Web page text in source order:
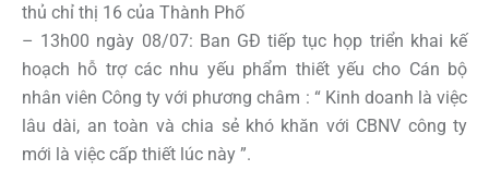
thủ chỉ thị 16 của Thành Phố
– 13h00 ngày 08/07: Ban GĐ tiếp tục họp triển khai kế
hoạch hỗ trợ các nhu yếu phẩm thiết yếu cho Cán bộ
nhân viên Công ty với phương châm : “ Kinh doanh là việc
lâu dài, an toàn và chia sẻ khó khăn với CBNV công ty
mới là việc cấp thiết lúc này ”.